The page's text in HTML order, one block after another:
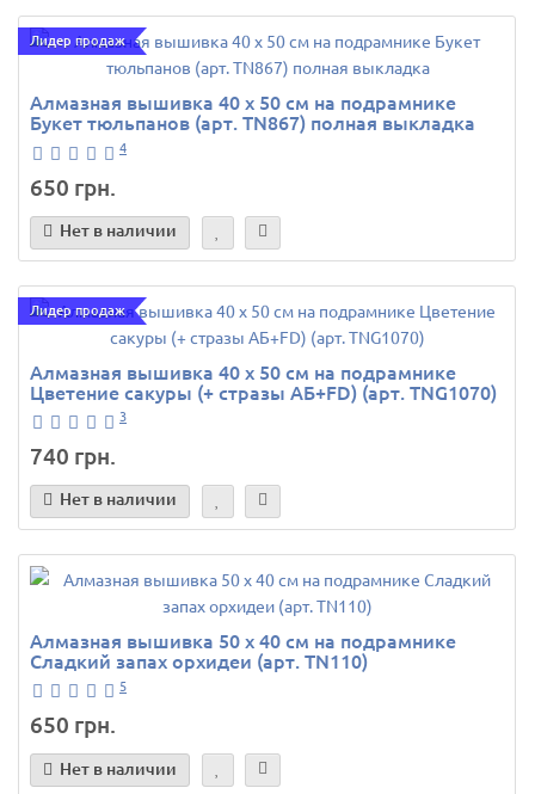
Лидер продаж
Алмазная вышивка 40 х 50 см на подрамнике
Букет тюльпанов (арт. TN867) полная выкладка
4
650 грн.
Нет в наличии
Лидер продаж
Алмазная вышивка 40 х 50 см на подрамнике
Цветение сакуры (+ стразы АБ+FD) (арт. TNG1070)
3
740 грн.
Нет в наличии
Алмазная вышивка 50 х 40 см на подрамнике
Сладкий запах орхидеи (арт. TN110)
5
650 грн.
Нет в наличии